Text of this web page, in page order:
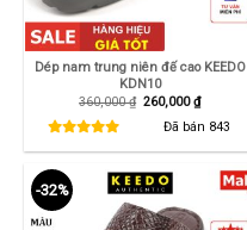
Dép nam trung niên đế cao KEEDO
KDN10
360,000₫ Giá
360,000 ₫.
260,000₫Giá
hiện
tại
là:
Đã bán 843
-32%